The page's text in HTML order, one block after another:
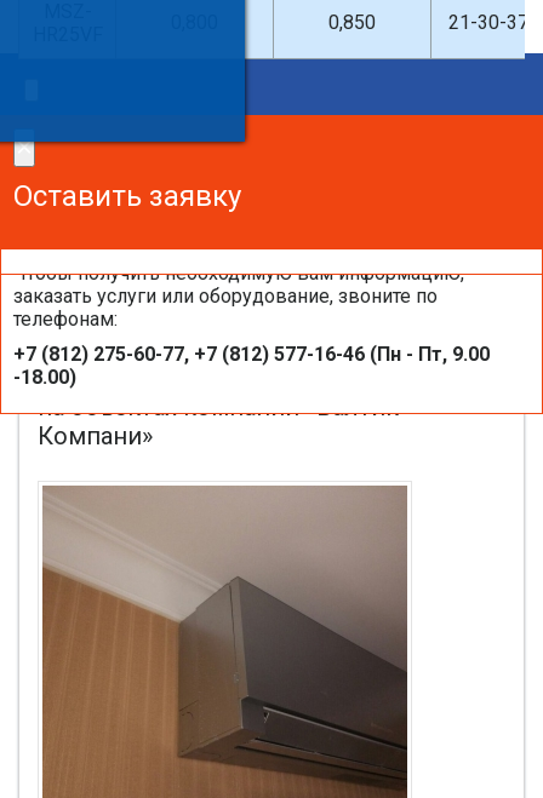
0,850 21-30-37-
Сделайте заказ!
Оставить заявку
×
Оставить заявку
Чтобы получить необходимую вам информацию,
заказать услуги или оборудование, звоните по
телефонам:
+7 (812) 275-60-77, +7 (812) 577-16-46 (Пн - Пт, 9.00
-18.00)
×
Оставить заявку
Настенные внутренние блоки
кондиционеров MITSUBISHI ELECTRIC
на объектах компании «Балтик-
Компани»